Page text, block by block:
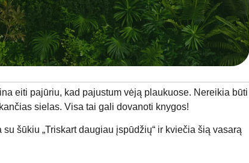
eiti pajūriu, kad pajustum vėją plaukuose. Nereikia būti
sielas. Visa tai gali dovanoti knygos!
šūkiu „Triskart daugiau įspūdžių“ ir kviečia šią vasarą